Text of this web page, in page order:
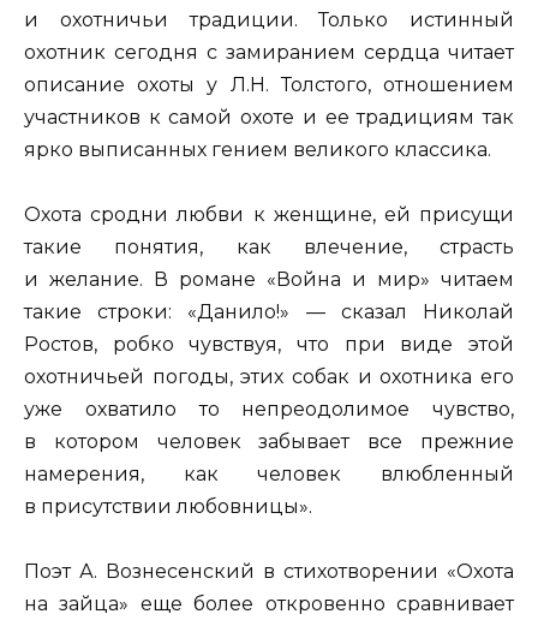
и охотничьи традиции. Только истинный
охотник сегодня с замиранием сердца читает
описание охоты у Л.Н. Толстого, отношением
участников к самой охоте и ее традициям так
ярко выписанных гением великого классика.
Охота сродни любви к женщине, ей присущи
такие понятия, как влечение, страсть
и желание. В романе «Война и мир» читаем
такие строки: «Данило!» — сказал Николай
Ростов, робко чувствуя, что при виде этой
охотничьей погоды, этих собак и охотника его
уже охватило то непреодолимое чувство,
в котором человек забывает все прежние
намерения, как человек влюбленный
в присутствии любовницы».
Поэт А. Вознесенский в стихотворении «Охота
на зайца» еще более откровенно сравнивает